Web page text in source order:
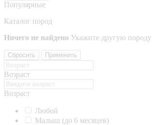
Популярные
Каталог пород
Ничего не найдено Укажите другую породу
Сбросить Применить
Возраст
Возраст
Любой
Малыш (до 6 месяцев)